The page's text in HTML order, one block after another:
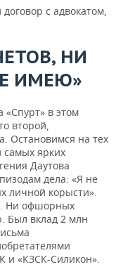
с адвокатом,
НИ
ИМЕЮ»
«Спурт» в этом
второй,
Остановимся на тех
самых ярких
Даутова
дела: «Я не
личной корысти».
Ни офшорных
Был вклад 2 млн
и «КЗСК-Силикон».